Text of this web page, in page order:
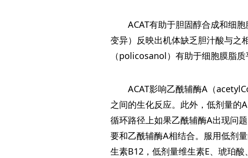
ACAT有助于胆固醇合成和细
变异）反映出机体缺乏胆汁酸与之
（policosanol）有助于细胞膜脂质
ACAT影响乙酰辅酶A（
之间的生化反应。此外，低剂量的
循环路径上如果乙酰辅酶A出现问
要和乙酰辅酶A相结合。服用低剂
生素B12，低剂量维生素E、琥珀